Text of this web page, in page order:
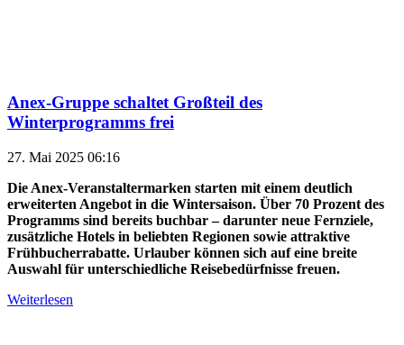
Anex-Gruppe schaltet Großteil des
Winterprogramms frei
27. Mai 2025 06:16
Die Anex-Veranstaltermarken starten mit einem deutlich
erweiterten Angebot in die Wintersaison. Über 70 Prozent des
Programms sind bereits buchbar – darunter neue Fernziele,
zusätzliche Hotels in beliebten Regionen sowie attraktive
Frühbucherrabatte. Urlauber können sich auf eine breite
Auswahl für unterschiedliche Reisebedürfnisse freuen.
Weiterlesen